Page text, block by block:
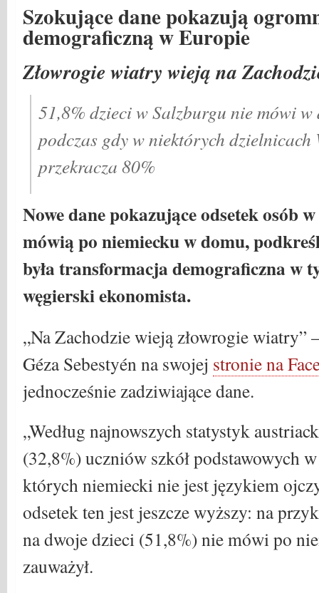
Szokujące dane pokazują
demograficzną w Europie
Złowrogie wiatry wieją na
51,8% dzieci w Salzburgu nie mówi w
podczas gdy w niektórych dzielnicach
przekracza 80%
Nowe dane pokazujące odsetek osób
mówią po niemiecku w domu,
była transformacja demograficzna w
węgierski ekonomista.
„Na Zachodzie wieją złowrogie wiatry”
Géza Sebestyén na swojej stronie na
jednocześnie zadziwiające dane.
„Według najnowszych statystyk
(32,8%) uczniów szkół podstawowych
których niemiecki nie jest językiem
odsetek ten jest jeszcze wyższy: na
na dwoje dzieci (51,8%) nie mówi po
zauważył.